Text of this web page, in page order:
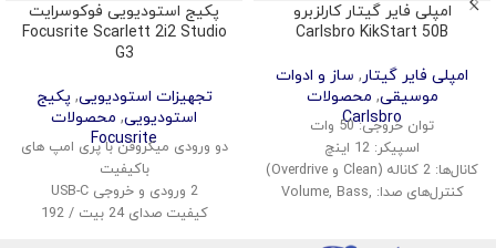
امپلی فایر گیتار کارلزبرو
Carlsbro KikStart 50B
امپلی فایر گیتار, ساز و ادوات
موسیقی, محصولات
Carlsbro
توان خروجی: 50 وات
اسپیکر: 12 اینچ
کانال‌ها: 2 کاناله (Clean و Overdrive)
کنترل‌های صدا: Volume, Bass,
پکیج استودیویی فوکوسرایت
Focusrite Scarlett 2i2 Studio
G3
تجهیزات استودیویی, پکیج
استودیویی, محصولات
Focusrite
دو ورودی میکروفن با پری امپ های
باکیفیت
2 ورودی و خروجی USB-C
کیفیت صدای 24 بیت / 192